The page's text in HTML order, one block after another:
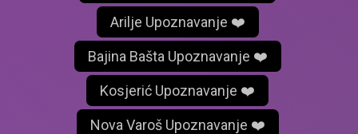
Arilje Upoznavanje ❤️
Bajina Bašta Upoznavanje ❤️
Kosjerić Upoznavanje ❤️
Nova Varoš Upoznavanje ❤️